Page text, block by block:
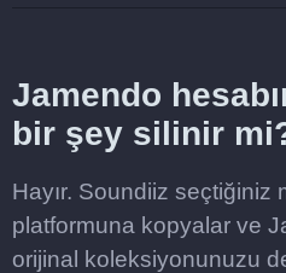
Jamendo
bir şey silinir
Hayır. Soundiiz seçtiğiniz
platformuna kopyalar ve
orijinal koleksiyonunuzu